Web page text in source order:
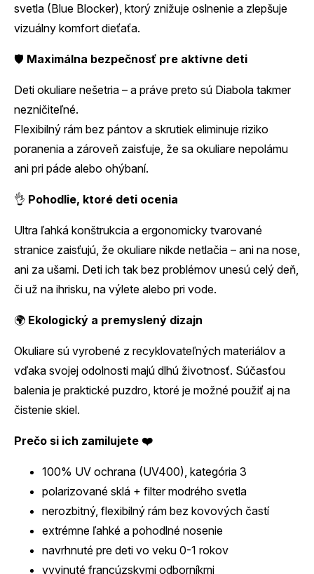
svetla (Blue Blocker), ktorý znižuje oslnenie a zlepšuje
vizuálny komfort dieťaťa.
🛡️ Maximálna bezpečnosť pre aktívne deti
Deti okuliare nešetria – a práve preto sú Diabola takmer
nezničiteľné.
Flexibilný rám bez pántov a skrutiek eliminuje riziko
poranenia a zároveň zaisťuje, že sa okuliare nepolámu
ani pri páde alebo ohýbaní.
👌 Pohodlie, ktoré deti ocenia
Ultra ľahká konštrukcia a ergonomicky tvarované
stranice zaisťujú, že okuliare nikde netlačia – ani na nose,
ani za ušami. Deti ich tak bez problémov unesú celý deň,
či už na ihrisku, na výlete alebo pri vode.
🌍 Ekologický a premyslený dizajn
Okuliare sú vyrobené z recyklovateľných materiálov a
vďaka svojej odolnosti majú dlhú životnosť. Súčasťou
balenia je praktické puzdro, ktoré je možné použiť aj na
čistenie skiel.
Prečo si ich zamilujete ❤️
100% UV ochrana (UV400), kategória 3
polarizované sklá + filter modrého svetla
nerozbitný, flexibilný rám bez kovových častí
extrémne ľahké a pohodlné nosenie
navrhnuté pre deti vo veku 0-1 rokov
vyvinuté francúzskymi odborníkmi